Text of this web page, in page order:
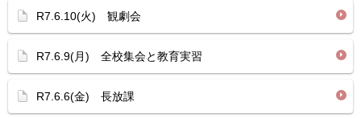
R7.6.10(火) 観劇会
R7.6.9(月) 全校集会と教育実習
R7.6.6(金) 長放課